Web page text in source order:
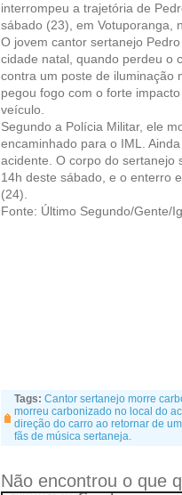
interrompeu a trajetória de
sábado (23), em Votuporanga,
O jovem cantor sertanejo
cidade natal, quando perdeu o
contra um poste de iluminação
pegou fogo com o forte
veículo.
Segundo a Polícia Militar, ele
encaminhado para o IML.
acidente. O corpo do sertanejo
14h deste sábado, e o enterro
(24).
Fonte: Último Segundo/Gente/
Tags: Cantor sertanejo morre
morreu carbonizado no local do
direção do carro ao retornar de
fãs de música sertaneja.
Não encontrou o que